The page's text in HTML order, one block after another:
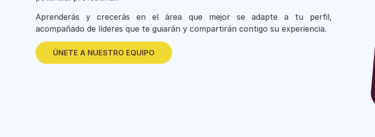
Aprenderás y crecerás en el área que mejor se adapte a tu perfil,
acompañado de líderes que te guiarán y compartirán contigo su experiencia.
ÚNETE A NUESTRO EQUIPO